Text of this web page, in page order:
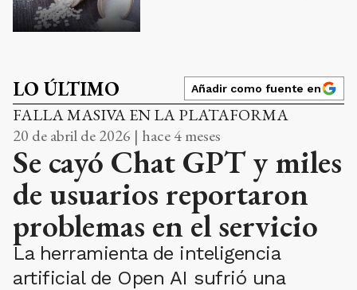
LO ÚLTIMO Añadir como fuente en
FALLA MASIVA EN LA PLATAFORMA
20 de abril de 2026 | hace 4 meses
Se cayó Chat GPT y miles
de usuarios reportaron
problemas en el servicio
La herramienta de inteligencia
artificial de Open AI sufrió una